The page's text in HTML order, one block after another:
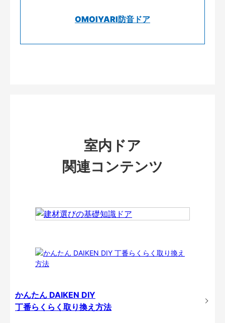
OMOIYARI防音ドア
室内ドア
関連コンテンツ
かんたん DAIKEN DIY
丁番らくらく取り換え方法